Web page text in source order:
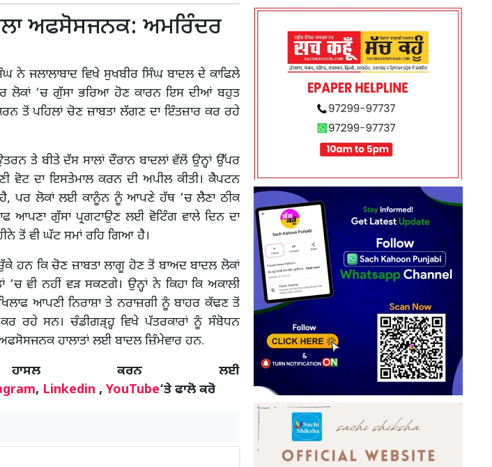
ਅਫਸੋਸਜਨਕ: ਅਮਰਿੰਦਰ
ਨੇ ਜਲਾਲਾਬਾਦ ਵਿਖੇ ਸੁਖਬੀਰ ਸਿੰਘ ਬਾਦਲ ਦੇ ਕਾਫਿਲੇ
‘ਚ ਗੁੱਸਾ ਭਰਿਆ ਹੋਣ ਕਾਰਨ ਇਸ ਦੀਆਂ ਬਹੁਤ
ਤੋਂ ਪਹਿਲਾਂ ਚੋਣ ਜ਼ਾਬਤਾ ਲੱਗਣ ਦਾ ਇੰਤਜ਼ਾਰ ਕਰ ਰਹੇ
ਤੇ ਬੀਤੇ ਦੱਸ ਸਾਲਾਂ ਦੌਰਾਨ ਬਾਦਲਾਂ ਵੱਲੋਂ ਉਨ੍ਹਾਂ ਉੱਪਰ
ਵੋਟ ਦਾ ਇਸਤੇਮਾਲ ਕਰਨ ਦੀ ਅਪੀਲ ਕੀਤੀ। ਕੈਪਟਨ
ਹੈ, ਪਰ ਲੋਕਾਂ ਲਈ ਕਾਨੂੰਨ ਨੂੰ ਆਪਣੇ ਹੱਥ ‘ਚ ਲੈਣਾ ਠੀਕ
ਆਪਣਾ ਗੁੱਸਾ ਪ੍ਰਗਟਾਉਣ ਲਈ ਵੋਟਿੰਗ ਵਾਲੇ ਦਿਨ ਦਾ
ਤੋਂ ਵੀ ਘੱਟ ਸਮਾਂ ਰਹਿ ਗਿਆ ਹੈ।
ਚੁੱਕੇ ਹਨ ਕਿ ਚੋਣ ਜ਼ਾਬਤਾ ਲਾਗੂ ਹੋਣ ਤੋਂ ਬਾਅਦ ਬਾਦਲ ਲੋਕਾਂ
ਵੀ ਨਹੀਂ ਵੜ ਸਕਣਗੇ। ਉਨ੍ਹਾਂ ਨੇ ਕਿਹਾ ਕਿ ਅਕਾਲੀ
ਆਪਣੀ ਨਿਰਾਸ਼ਾ ਤੇ ਨਰਾਜ਼ਗੀ ਨੂੰ ਬਾਹਰ ਕੱਢਣ ਤੋਂ
ਰਹੇ ਸਨ। ਚੰਡੀਗੜ੍ਹ੍ਹ ਵਿਖੇ ਪੱਤਰਕਾਰਾਂ ਨੂੰ ਸੰਬੋਧਨ
ਹਾਲਾਤਾਂ ਲਈ ਬਾਦਲ ਜ਼ਿੰਮੇਵਾਰ ਹਨ.
ਕਰਨ ਲਈ
, Linkedin , YouTube‘ਤੇ ਫਾਲੋ ਕਰੋ